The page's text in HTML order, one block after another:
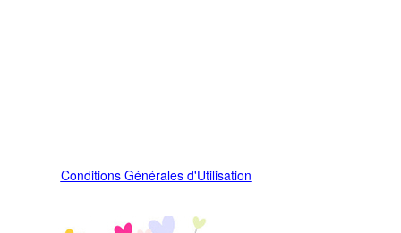
Conditions Générales d'Utilisation